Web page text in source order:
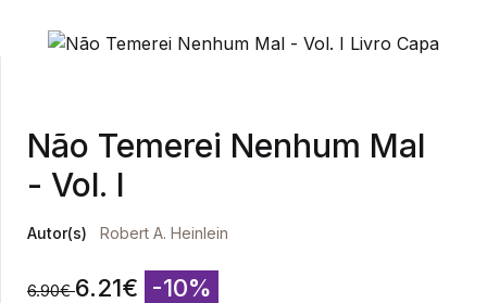
Não Temerei Nenhum Mal
- Vol. I
Autor(s) Robert A. Heinlein
6.90€ 6.21€ -10%